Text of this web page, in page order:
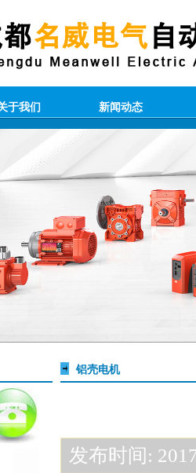
于我们 新闻动态
铝壳电机
发布时间: